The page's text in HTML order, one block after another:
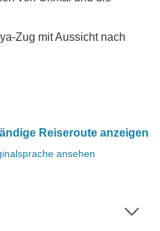
Zug mit Aussicht nach
Reiseroute anzeigen
ansehen